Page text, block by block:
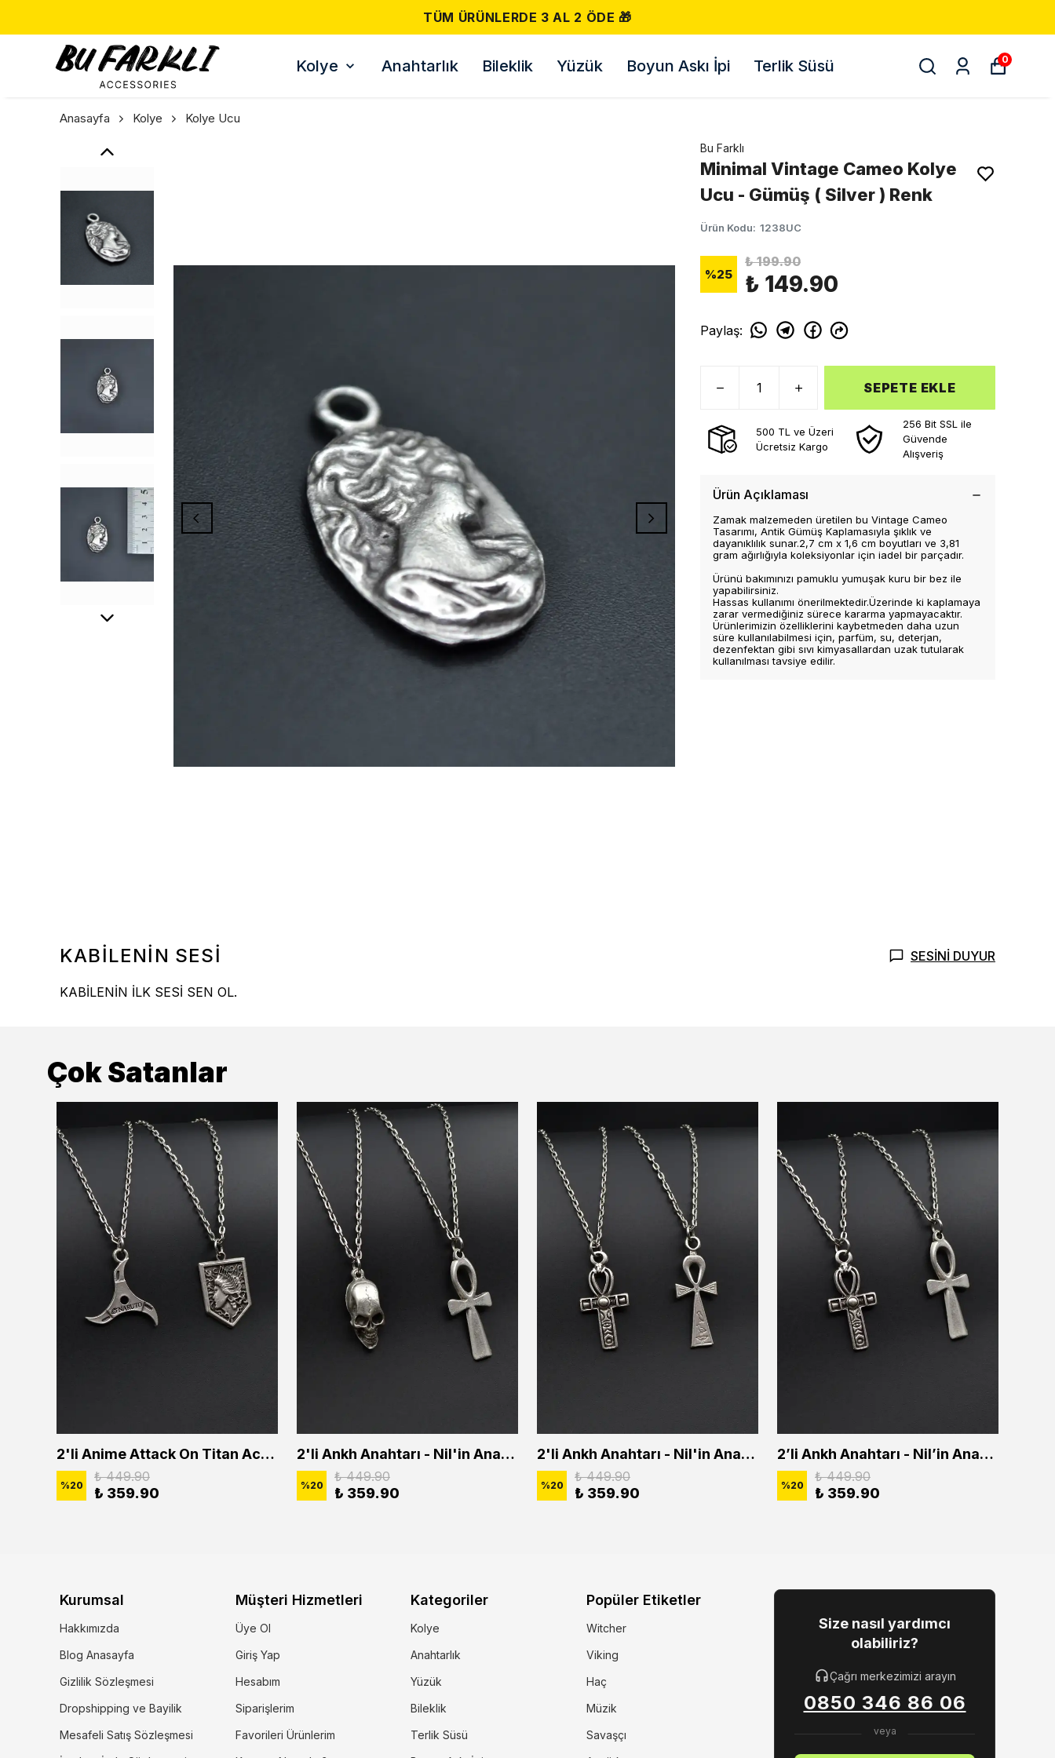
TÜM ÜRÜNLERDE 3 AL 2 ÖDE 🎁
Kolye Anahtarlık Bileklik Yüzük Boyun Askı İpi Terlik Süsü 0
Anasayfa Kolye Kolye Ucu
Bu Farklı
Minimal Vintage Cameo Kolye
Ucu - Gümüş ( Silver ) Renk
Ürün Kodu: 1238UC
%25
₺ 199.90
₺ 149.90
Paylaş:
SEPETE EKLE
500 TL ve Üzeri
Ücretsiz Kargo
256 Bit SSL ile
Güvende
Alışveriş
Ürün Açıklaması
Zamak malzemeden üretilen bu Vintage Cameo
Tasarımı, Antik Gümüş Kaplamasıyla şıklık ve
dayanıklılık sunar.2,7 cm x 1,6 cm boyutları ve 3,81
gram ağırlığıyla koleksiyonlar için iadel bir parçadır.
Ürünü bakımınızı pamuklu yumuşak kuru bir bez ile
yapabilirsiniz.
Hassas kullanımı önerilmektedir.Üzerinde ki kaplamaya
zarar vermediğiniz sürece kararma yapmayacaktır.
Ürünlerimizin özelliklerini kaybetmeden daha uzun
süre kullanılabilmesi için, parfüm, su, deterjan,
dezenfektan gibi sıvı kimyasallardan uzak tutularak
kullanılması tavsiye edilir.
KABİLENİN SESİ SESİNİ DUYUR
KABİLENİN İLK SESİ SEN OL.
Çok Satanlar
2'li Anime Attack On Titan Acrylic Maria Anime Naruto Erkek Kadın Kolye Seti
%20
₺ 449.90
₺ 359.90
2'li Ankh Anahtarı - Nil'in Anahtarı - Kuru Kafa Erkek Kadın Kolye Seti
%20
₺ 449.90
₺ 359.90
2'li Ankh Anahtarı - Nil'in Anahtarı Erkek Kadın Kolye Seti
%20
₺ 449.90
₺ 359.90
2’li Ankh Anahtarı - Nil’in Anahtarı Erkek Kadın Kolye Seti
%20
₺ 449.90
₺ 359.90
Kurumsal
Hakkımızda
Blog Anasayfa
Gizlilik Sözleşmesi
Dropshipping ve Bayilik
Mesafeli Satış Sözleşmesi
Müşteri Hizmetleri
Üye Ol
Giriş Yap
Hesabım
Siparişlerim
Favorileri Ürünlerim
Kategoriler
Kolye
Anahtarlık
Yüzük
Bileklik
Terlik Süsü
Popüler Etiketler
Witcher
Viking
Haç
Müzik
Savaşçı
Size nasıl yardımcı
olabiliriz?
Çağrı merkezimizi arayın
0850 346 86 06